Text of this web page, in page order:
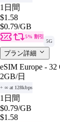
1日間
$1.58
$0.79/GB
5% 割引
5G
プラン詳細
eSIM Europe -
2GB/日
+ ∞ at 128kbps
1日間
$0.79/GB
$1.58